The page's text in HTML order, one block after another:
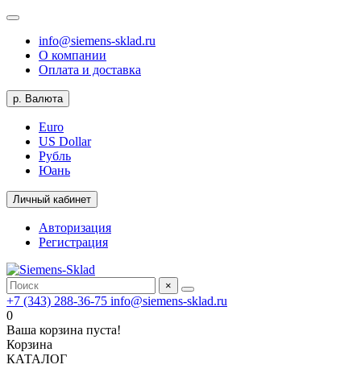
info@siemens-sklad.ru
О компании
Оплата и доставка
р. Валюта
Euro
US Dollar
Рубль
Юань
Личный кабинет
Авторизация
Регистрация
×
+7 (343) 288-36-75 info@siemens-sklad.ru
0
Ваша корзина пуста!
Корзина
КАТАЛОГ